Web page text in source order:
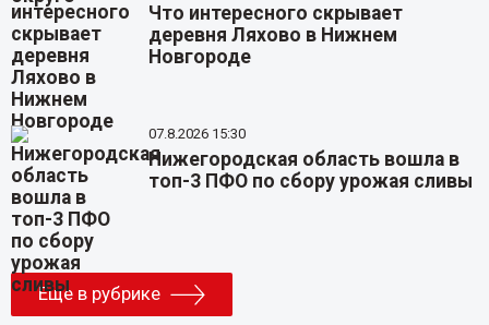
Что интересного скрывает
деревня Ляхово в Нижнем
Новгороде
07.8.2026 15:30
Нижегородская область вошла в
топ-3 ПФО по сбору урожая сливы
Еще в рубрике